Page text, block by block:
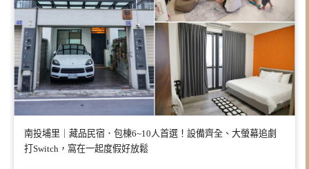
南投埔里｜藏品民宿．包棟6~10人首選！設備齊全、大螢幕追劇
打Switch，窩在一起度假好放鬆